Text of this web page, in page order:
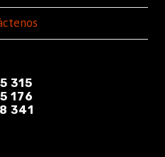
315
176
341